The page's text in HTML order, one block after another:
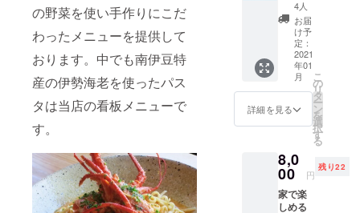
の野菜を使い手作りにこだ
わったメニューを提供して
おります。中でも南伊豆特
産の伊勢海老を使ったパス
タは当店の看板メニューで
す。
載可能
です。
必ず備
考欄に
掲載す
るお名
前をご
記入く
ださ
合はそ
の旨ご
記入く
ださ
い。
用券
プラン
お礼の
メッ
セージ
と宿
泊、お
食事に
ご利用
いただ
ける利
5,000円
分をお
送りし
ます。
有効期
4人
お届
け予
定：
2021
年01
月
詳細を見る
こ
の
リ
タ
ー
ン
を
選
択
す
る
8,0
00 円
残り22
家で楽
しめる